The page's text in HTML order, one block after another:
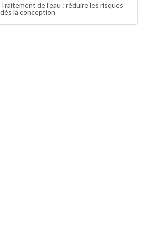
Traitement de l’eau : réduire les risques
dès la conception